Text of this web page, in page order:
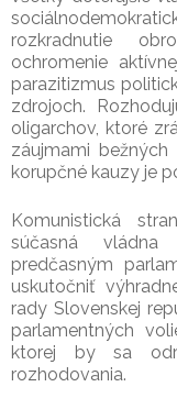
rozkradnutie
ochromenie
parazitizmus
zdrojoch.
oligarchov, ktoré
záujmami
korupčné kauzy je
Komunistická
súčasná
predčasným
uskutočniť
rady Slovenskej
parlamentných
ktorej by sa
rozhodovania.